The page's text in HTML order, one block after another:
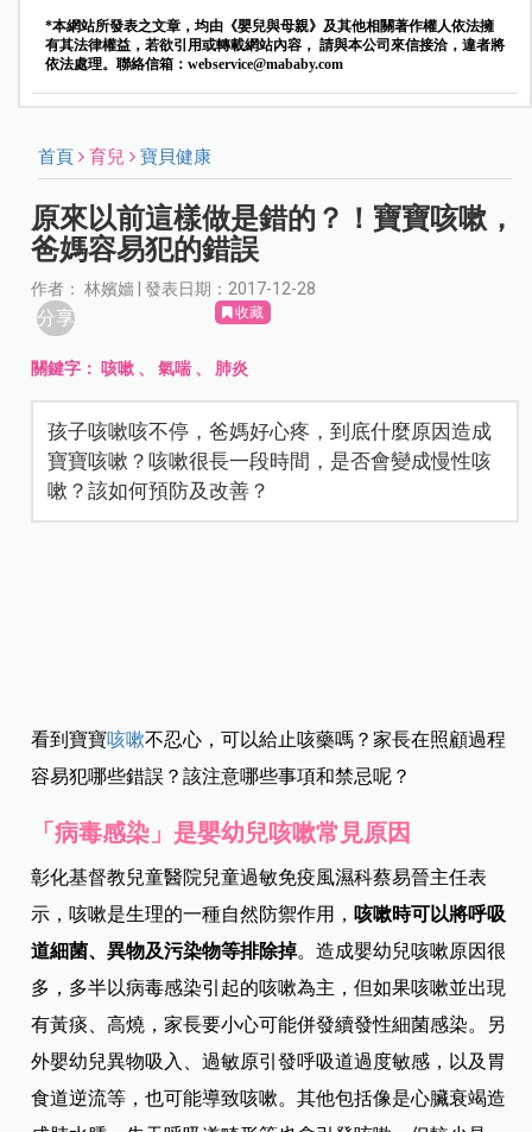
*本網站所發表之文章，均由《嬰兒與母親》及其他相關著作權人依法擁
有其法律權益，若欲引用或轉載網站內容， 請與本公司來信接洽，違者將
依法處理。聯絡信箱： webservice@mababy.com
首頁 育兒 寶貝健康
原來以前這樣做是錯的？！寶寶咳嗽，
爸媽容易犯的錯誤
作者： 林嬪嬙 | 發表日期：2017-12-28
分享 收藏
關鍵字： 咳嗽 、氣喘 、 肺炎
孩子咳嗽咳不停，爸媽好心疼，到底什麼原因造成
寶寶咳嗽？咳嗽很長一段時間，是否會變成慢性咳
嗽？該如何預防及改善？
「病毒感染」是嬰幼兒咳嗽常見原因